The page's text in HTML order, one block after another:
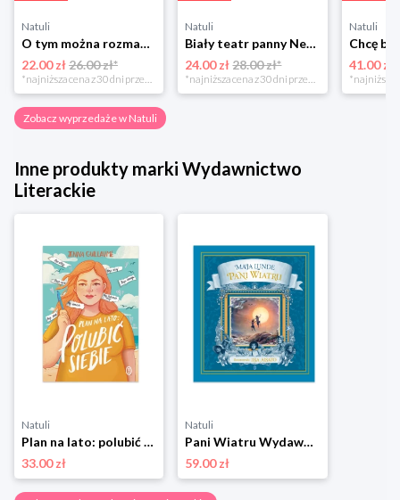
Natuli
O tym można rozmawiać tylko z królikami Zakamarki
22.00 zł26.00 zł*
*najniższa cena z 30 dni przed obniżką
Natuli
Biały teatr panny Nehemias
24.00 zł 28.00 zł*
*najniższa cena z 30 dni przed obniżką
Natuli
41.00 zł
Zobacz wyprzedaże w Natuli
Inne produkty marki Wydawnictwo
Literackie
Natuli
Plan na lato: polubić siebie Wydawnictwo literackie
33.00 zł
Natuli
Pani Wiatru Wydawnictwo literackie
59.00 zł